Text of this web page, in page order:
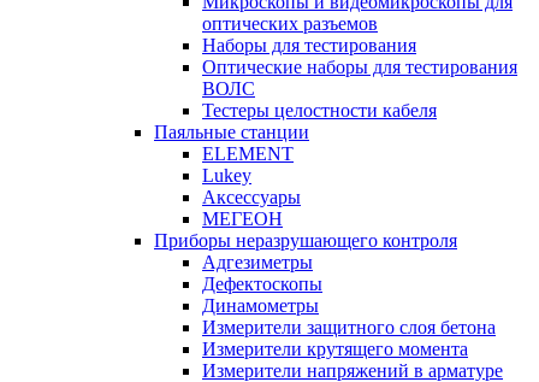
оптических разъемов
Наборы для тестирования
Оптические наборы для тестирования
ВОЛС
Тестеры целостности кабеля
Паяльные станции
ELEMENT
Lukey
Аксессуары
МЕГЕОН
Приборы неразрушающего контроля
Адгезиметры
Дефектоскопы
Динамометры
Измерители защитного слоя бетона
Измерители крутящего момента
Измерители напряжений в арматуре